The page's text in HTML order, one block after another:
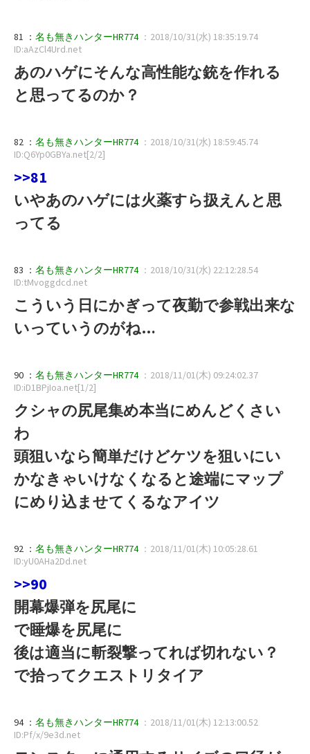
81 ： 名も無きハンターHR774 ：2018/10/31(水) 18:35:19.74
ID:aAzCl4Urd.net
あのハゲにそんな高性能な銃を作れる
と思ってるのか？
82 ： 名も無きハンターHR774 ：2018/10/31(水) 18:59:45.74
ID:Q6Yp0GBYa.net[2/2]
>>81
いやあのハゲには火薬すら扱えんと思
ってる
83 ： 名も無きハンターHR774 ：2018/10/31(水) 22:12:28.54
ID:tMvoggdcd.net
こういう日にかぎって夜勤で参戦出来な
いっていうのがね…
90 ： 名も無きハンターHR774 ：2018/11/01(木) 09:24:02.37
ID:iD1BPjIoa.net[1/2]
クシャの尻尾集め本当にめんどくさい
わ
頭狙いなら簡単だけどケツを狙いにい
かなきゃいけなくなると途端にマップ
にめり込ませてくるなアイツ
92 ： 名も無きハンターHR774 ：2018/11/01(木) 10:05:28.61
ID:yU0AHa2Dd.net
>>90
開幕爆弾を尻尾に
で睡爆を尻尾に
後は適当に斬裂撃ってれば切れない？
で拾ってクエストリタイア
94 ： 名も無きハンターHR774 ：2018/11/01(木) 12:13:00.52
ID:Pf/x/9e3d.net